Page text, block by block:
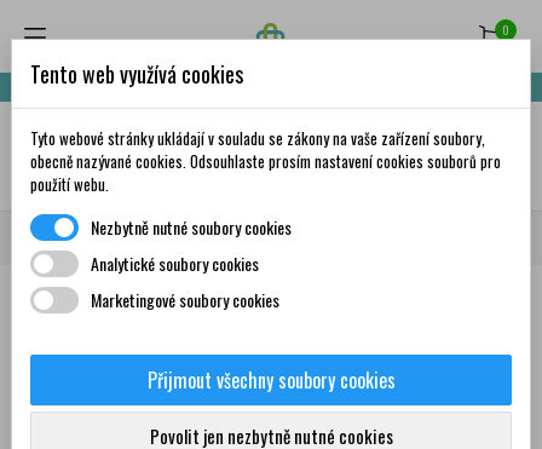
0
Nakupte za 999,- Kč a získáte dopravu zdarma!
✦AI
Domů Značky Faktu
Seznam produktů podle značky
Tento web využívá cookies
Tyto webové stránky ukládají v souladu se zákony na vaše zařízení soubory,
obecně nazývané cookies. Odsouhlaste prosím nastavení cookies souborů pro
použití webu.
Nezbytně nutné soubory cookies
Analytické soubory cookies
Marketingové soubory cookies
Přijmout všechny soubory cookies
Povolit jen nezbytně nutné cookies